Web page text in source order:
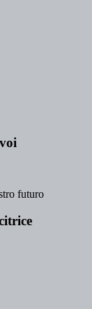
futuro